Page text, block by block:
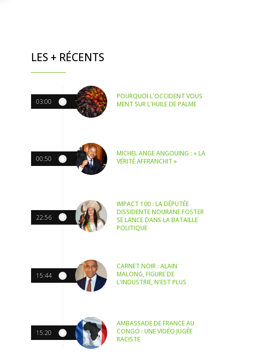
LES + RÉCENTS
03:00
POURQUOI L'OCCIDENT VOUS
MENT SUR L'HUILE DE PALME
00:50
MICHEL ANGE ANGOUING : « LA
VÉRITÉ AFFRANCHIT »
22:56
IMPACT 100 : LA DÉPUTÉE
DISSIDENTE NOURANE FOSTER
SE LANCE DANS LA BATAILLE
POLITIQUE
15:44
CARNET NOIR : ALAIN
MALONG, FIGURE DE
L'INDUSTRIE, N'EST PLUS
15:20
AMBASSADE DE FRANCE AU
CONGO : UNE VIDÉO JUGÉE
RACISTE